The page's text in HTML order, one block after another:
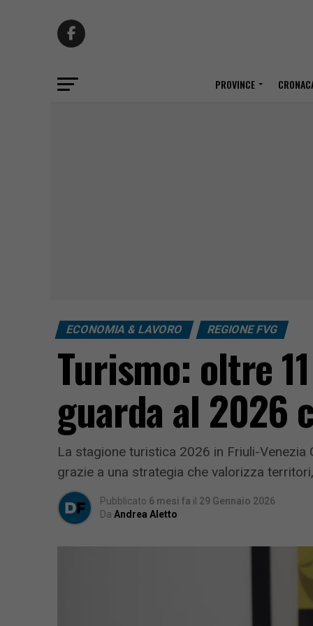
PROVINCE
ECONOMIA & LAVORO REGIONE FVG
Turismo: oltre
guarda al 2026
La stagione turistica 2026 in Friuli-
grazie a una strategia che valorizza
Pubblicato 6 mesi fa il 29 Gennaio 2026
Da Andrea Aletto